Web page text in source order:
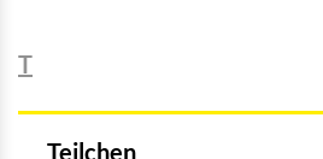
T
Teilchen